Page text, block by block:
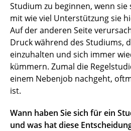
Studium zu beginnen, wenn
mit wie viel Unterstützung sie
Auf der anderen Seite
Druck während des Studiums,
einzuhalten und sich immer
kümmern. Zumal die
einem Nebenjob nachgeht,
ist.
Wann haben Sie sich für ein
und was hat diese